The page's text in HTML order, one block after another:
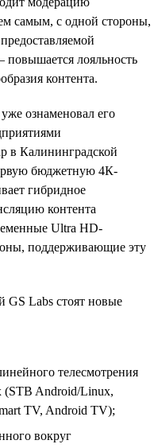
самым, с одной стороны,
повышается лояльность
контента.
ознаменовал его
в Калининградской
бюджетную 4К-
гибридное
контента
Ultra HD-
поддерживающие эту
GS Labs стоят новые
телесмотрения
(STB Android/Linux,
TV, Android TV);
вокруг